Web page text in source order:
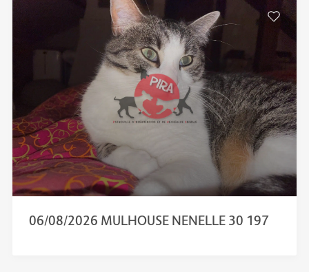
06/08/2026 MULHOUSE NENELLE 30 197